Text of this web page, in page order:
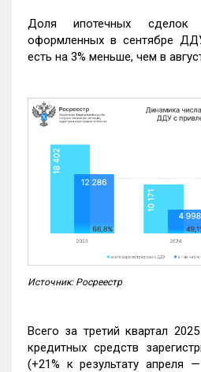
Доля ипотечных
оформленных в сентябре
есть на 3% меньше, чем в
Источник: Росреестр
Всего за третий квартал
кредитных средств
(+21% к результату апреля